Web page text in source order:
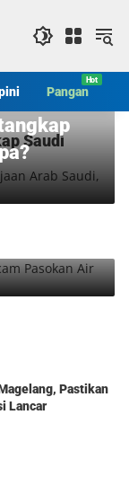
Pangan
Saudi
Air
Pastikan
Lancar